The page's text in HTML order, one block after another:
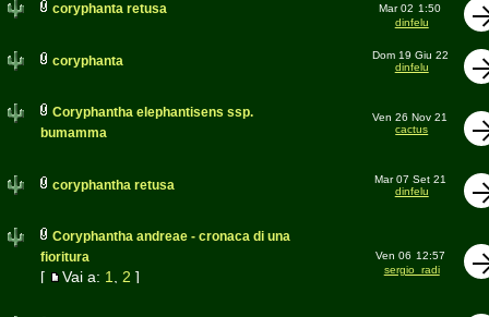
coryphanta retusa Mar 02 1:50
dinfelu
coryphanta
Dom 19 Giu 22
dinfelu
Coryphantha elephantisens ssp.
bumamma
Ven 26 Nov 21
cactus
coryphantha retusa
Mar 07 Set 21
dinfelu
Coryphantha andreae - cronaca di una
fioritura
[ Vai a: 1 2 ]
Ven 06 12:57
sergio_radi